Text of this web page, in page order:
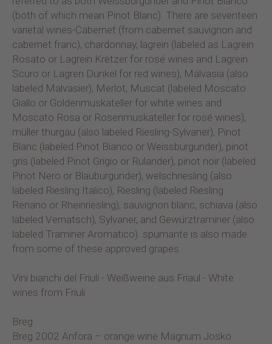
(both of which mean Pinot Blanc). There are seventeen
varietal wines-Cabernet (from cabernet sauvignon and
cabernet franc), chardonnay, lagrein (labeled as Lagrein
Rosato or Lagrein Kretzer for rosé wines and Lagrein
Scuro or Lagren Dunkel for red wines), Malvasia (also
labeled Malvasier), Merlot, Muscat (labeled Moscato
Giallo or Goldenmuskateller for white wines and
Moscato Rosa or Rosenmuskateller for rosé wines),
müller thurgau (also labeled Riesling-Sylvaner), Pinot
Blanc (labeled Pinot Bianco or Weissburgunder), pinot
gris (labeled Pinot Grigio or Rulander), pinot noir (labeled
Pinot Nero or Blauburgunder), welschriesling (also
labeled Riesling Italico), Riesling (labeled Riesling
Renano or Rheinriesling), sauvignon blanc, schiava (also
labeled Vernatsch), Sylvaner, and Gewürztraminer (also
labeled Traminer Aromatico). spumante is also made
from some of these approved grapes.
Vini bianchi del Friuli - Weißweine aus Friaul - White
wines from Friuli
Breg
Breg 2002 Anfora – orange wine Magnum Josko